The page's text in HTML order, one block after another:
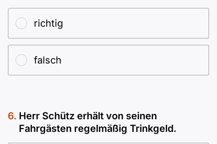
richtig
falsch
Herr Schütz erhält von seinen
Fahrgästen regelmäßig Trinkgeld.